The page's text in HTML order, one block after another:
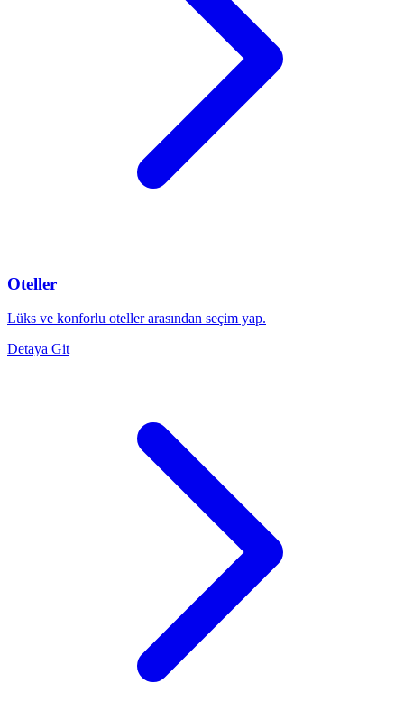
Oteller
Lüks ve konforlu oteller arasından seçim yap.
Detaya Git